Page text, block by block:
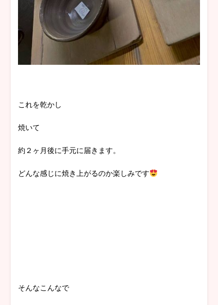
これを乾かし
焼いて
約２ヶ月後に手元に届きます。
どんな感じに焼き上がるのか楽しみです
そんなこんなで